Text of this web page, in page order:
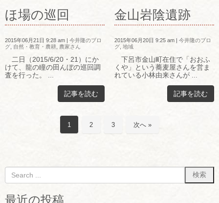
ほ場の巡回
2015年06月21日 9:28 am
今井隆のブロ
グ 自然・教育・農耕 農家さん
二日（2015/6/20・21）にか
けて、龍の瞳の田んぼの巡回調
査を行った。 ...
記事を読む
金山岩陰遺跡
2015年06月20日 9:25 am
今井隆のブロ
グ 地域
下呂市金山町在住で「おおふ
くや」という蕎麦屋さんを営ま
れている小林由来さんが ...
記事を読む
1 2 3 次へ »
最近の投稿